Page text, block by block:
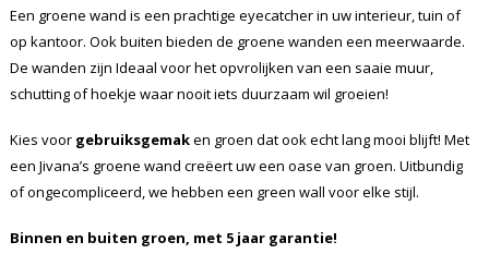
Een groene wand is een prachtige eyecatcher in uw interieur, tuin of
op kantoor. Ook buiten bieden de groene wanden een meerwaarde.
De wanden zijn Ideaal voor het opvrolijken van een saaie muur,
schutting of hoekje waar nooit iets duurzaam wil groeien!
Kies voor gebruiksgemaken groen dat ook echt lang mooi blijft! Met
een Jivana’s groene wand creëert uw een oase van groen. Uitbundig
of ongecompliceerd, we hebben een green wall voor elke stijl.
Binnen en buiten groen, met 5 jaar garantie!